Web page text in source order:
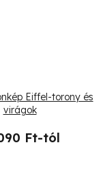
Eiffel-torony és
virágok
Ft-tól